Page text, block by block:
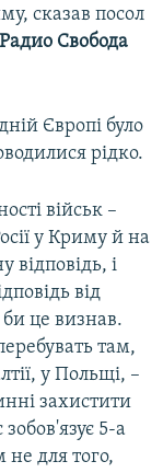
сказав посол
Радио Свобода
Європі було
рідко.
військ –
у Криму й на
і
від
би це визнав.
там,
у Польщі, –
захистити
5-а
не для того,